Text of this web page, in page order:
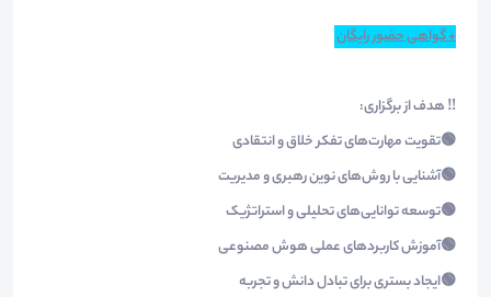
+ گواهی حضور رایگان
‼️ هدف از برگزاری:
🟢تقویت مهارت‌های تفکر خلاق و انتقادی
🟢آشنایی با روش‌های نوین رهبری و مدیریت
🟢توسعه توانایی‌های تحلیلی و استراتژیک
🟢آموزش کاربردهای عملی هوش مصنوعی
🟢ایجاد بستری برای تبادل دانش و تجربه